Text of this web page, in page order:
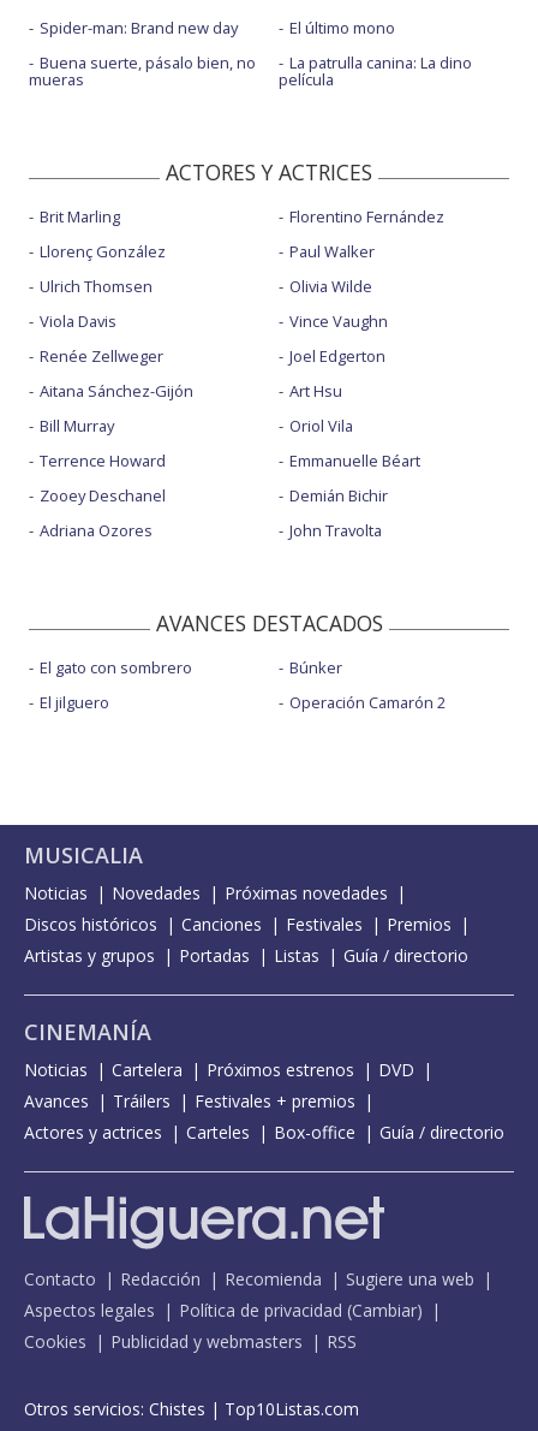
Spider-man: Brand new day
Buena suerte, pásalo bien, no
mueras
El último mono
La patrulla canina: La dino
película
ACTORES Y ACTRICES
Brit Marling
Llorenç González
Ulrich Thomsen
Viola Davis
Renée Zellweger
Aitana Sánchez-Gijón
Bill Murray
Terrence Howard
Zooey Deschanel
Adriana Ozores
Florentino Fernández
Paul Walker
Olivia Wilde
Vince Vaughn
Joel Edgerton
Art Hsu
Oriol Vila
Emmanuelle Béart
Demián Bichir
John Travolta
AVANCES DESTACADOS
El gato con sombrero
El jilguero
Búnker
Operación Camarón 2
MUSICALIA
Noticias Novedades
Próximas novedades
Discos históricos
Canciones Festivales
Premios
Artistas y grupos
Portadas Listas Guía / directorio
CINEMANÍA
Noticias Cartelera Próximos estrenos
DVD
Avances
Tráilers
Festivales + premios
Actores y actrices
Carteles Box-office Guía / directorio
Contacto Redacción Recomienda
Sugiere una web
Aspectos legales
Política de privacidad (Cambiar)
Cookies
Publicidad y webmasters RSS
Otros servicios: Chistes | Top10Listas.com